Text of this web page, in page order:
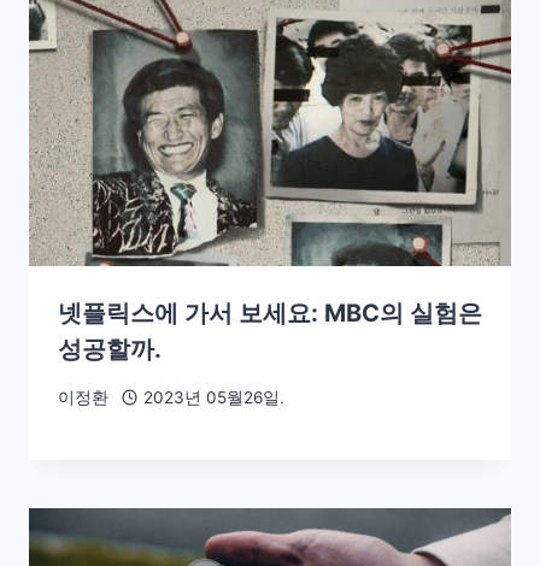
넷플릭스에 가서 보세요: MBC의 실험은
성공할까.
이정환 2023년 05월26일.